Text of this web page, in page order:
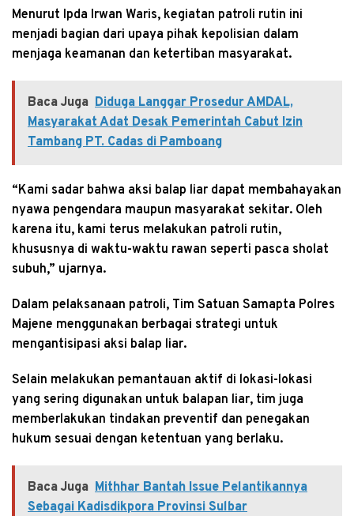
Menurut Ipda Irwan Waris, kegiatan patroli rutin ini
menjadi bagian dari upaya pihak kepolisian dalam
menjaga keamanan dan ketertiban masyarakat.
Baca Juga Diduga Langgar Prosedur AMDAL,
Masyarakat Adat Desak Pemerintah Cabut Izin
Tambang PT. Cadas di Pamboang
“Kami sadar bahwa aksi balap liar dapat membahayakan
nyawa pengendara maupun masyarakat sekitar. Oleh
karena itu, kami terus melakukan patroli rutin,
khususnya di waktu-waktu rawan seperti pasca sholat
subuh,” ujarnya.
Dalam pelaksanaan patroli, Tim Satuan Samapta Polres
Majene menggunakan berbagai strategi untuk
mengantisipasi aksi balap liar.
Selain melakukan pemantauan aktif di lokasi-lokasi
yang sering digunakan untuk balapan liar, tim juga
memberlakukan tindakan preventif dan penegakan
hukum sesuai dengan ketentuan yang berlaku.
Baca Juga Mithhar Bantah Issue Pelantikannya
Sebagai Kadisdikpora Provinsi Sulbar